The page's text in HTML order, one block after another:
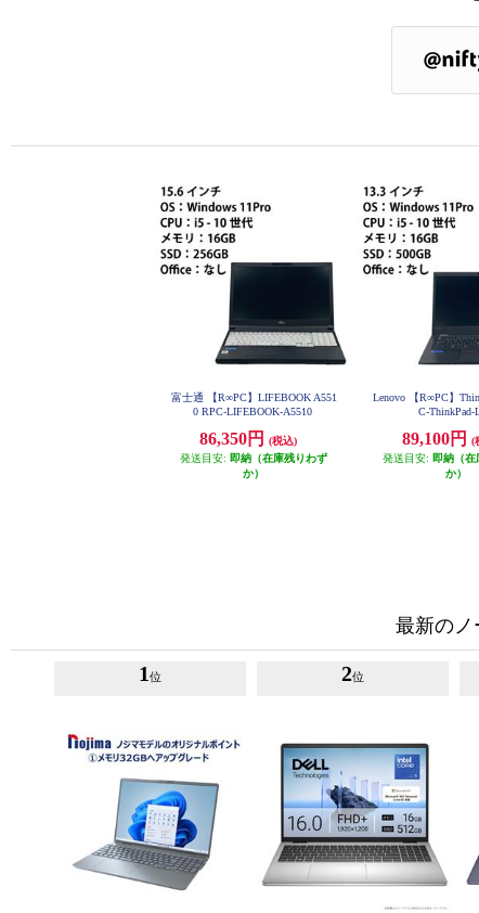
富士通 【R∞PC】LIFEBOOK A551
0 RPC-LIFEBOOK-A5510
86,350円
(税込)
発送目安: 即納（在庫残りわず
か）
Lenovo 【R∞PC】
C-ThinkPad-
89,100円
(
発送目安: 即納（在
か）
最新のノ
1 位 2位